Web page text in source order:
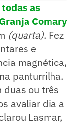
as
Comary
(quarta). Fez
e
magnética,
panturrilha.
duas ou três
avaliar dia a
Lasmar,